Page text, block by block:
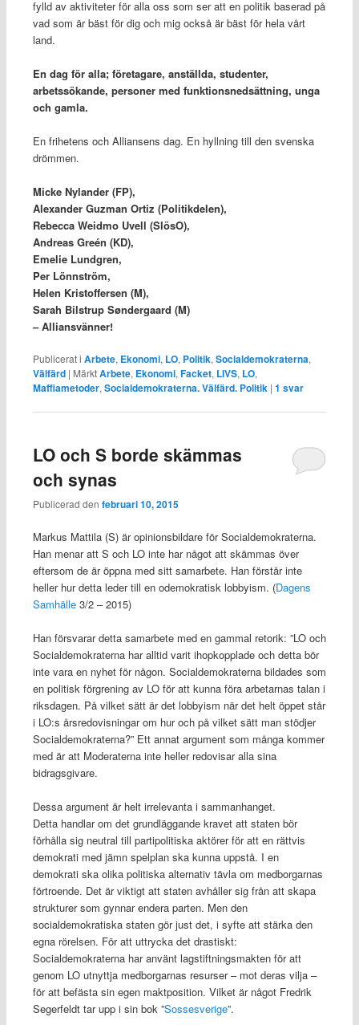
fylld av aktiviteter för alla oss som ser att en politik baserad på
vad som är bäst för dig och mig också är bäst för hela vårt
land.
En dag för alla; företagare, anställda, studenter,
arbetssökande, personer med funktionsnedsättning, unga
och gamla.
En frihetens och Alliansens dag. En hyllning till den svenska
drömmen.
Micke Nylander (FP),
Alexander Guzman Ortiz (Politikdelen),
Rebecca Weidmo Uvell (SlösO),
Andreas Greén (KD),
Emelie Lundgren,
Per Lönnström,
Helen Kristoffersen (M),
Sarah Bilstrup Søndergaard (M)
– Alliansvänner!
Publicerat i Arbete, Ekonomi, LO, Politik, Socialdemokraterna,
Välfärd | MärktArbete, Ekonomi, Facket, LIVS, LO,
Maffiametoder, Socialdemokraterna. Välfärd. Politik | 1 svar
LO och S borde skämmas
och synas
Publicerad den februari 10, 2015
Markus Mattila (S) är opinionsbildare för Socialdemokraterna.
Han menar att S och LO inte har något att skämmas över
eftersom de är öppna med sitt samarbete. Han förstår inte
heller hur detta leder till en odemokratisk lobbyism. (Dagens
Samhälle3/2 – 2015)
Han försvarar detta samarbete med en gammal retorik: ”LO och
Socialdemokraterna har alltid varit ihopkopplade och detta bör
inte vara en nyhet för någon. Socialdemokraterna bildades som
en politisk förgrening av LO för att kunna föra arbetarnas talan i
riksdagen. På vilket sätt är det lobbyism när det helt öppet står
i LO:s årsredovisningar om hur och på vilket sätt man stödjer
Socialdemokraterna?” Ett annat argument som många kommer
med är att Moderaterna inte heller redovisar alla sina
bidragsgivare.
Dessa argument är helt irrelevanta i sammanhanget.
Detta handlar om det grundläggande kravet att staten bör
förhålla sig neutral till partipolitiska aktörer för att en rättvis
demokrati med jämn spelplan ska kunna uppstå. I en
demokrati ska olika politiska alternativ tävla om medborgarnas
förtroende. Det är viktigt att staten avhåller sig från att skapa
strukturer som gynnar endera parten. Men den
socialdemokratiska staten gör just det, i syfte att stärka den
egna rörelsen. För att uttrycka det drastiskt:
Socialdemokraterna har använt lagstiftningsmakten för att
genom LO utnyttja medborgarnas resurser – mot deras vilja –
för att befästa sin egen maktposition. Vilket är något Fredrik
Segerfeldt tar upp i sin bok ”Sossesverige”.